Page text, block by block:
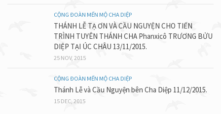
CỘNG ĐOÀN MẾN MỘ CHA DIỆP
THÁNH LỄ TẠ ƠN VÀ CẦU NGUYỆN CHO TIẾN
TRÌNH TUYÊN THÁNH CHA Phanxicô TRƯƠNG BỬU
DIỆP TẠI ÚC CHÂU 13/11/2015.
25 NOV, 2015
CỘNG ĐOÀN MẾN MỘ CHA DIỆP
Thánh Lễ và Cầu Nguyện bên Cha Diệp 11/12/2015.
15 DEC, 2015